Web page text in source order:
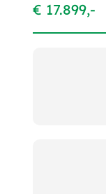
€ 17.899,-